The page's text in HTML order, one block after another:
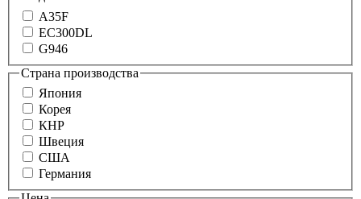
A35F
EC300DL
G946
Страна производства
Япония
Корея
КНР
Швеция
США
Германия